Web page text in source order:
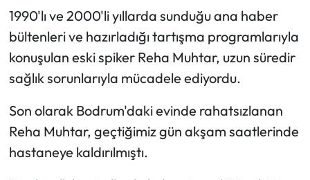
1990'lı ve 2000'li yıllarda sunduğu ana haber
bültenleri ve hazırladığı tartışma programlarıyla
konuşulan eski spiker Reha Muhtar, uzun süredir
sağlık sorunlarıyla mücadele ediyordu.
Son olarak Bodrum'daki evinde rahatsızlanan
Reha Muhtar, geçtiğimiz gün akşam saatlerinde
hastaneye kaldırılmıştı.
Mektup Galeri
Sağlık